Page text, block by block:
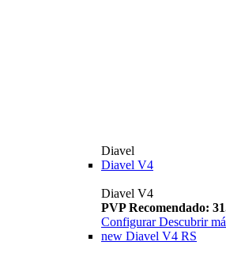
Diavel
Diavel V4
Diavel V4
PVP Recomendado:
Configurar Descubrir
new Diavel V4 RS